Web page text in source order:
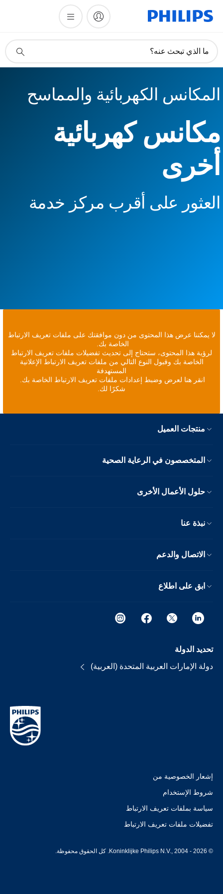
دعم
ما الذي تبحث عنه؟
المكانس الكهربائية والمماسح
مكانس كهربائية
أخرى
العثور على أقرب مركز خدمة
لا يمكننا عرض هذا المحتوى من دون موافقتك على ملفات تعريف الارتباط
الخاصة بك.
لرؤية هذا المحتوى، ستحتاج إلى تحديث تفضيلات ملفات تعريف الارتباط
الخاصة بك وقبول النوع التالي من ملفات تعريف الارتباط الإعلانية
المستهدفة
انقر هنا لعرض وضبط إعدادات ملفات تعريف الارتباط الخاصة بك.
شكرًا لك.
منتجات العميل
المتخصصون في الرعاية الصحية
حلول الأعمال الأخرى
نبذة عنا
الاتصال والدعم
ابق على اطلاع
تحديد الدولة
دولة الإمارات العربية المتحدة (العربية)
إشعار الخصوصية من
شروط الإستخدام
سياسة بملفات تعريف الارتباط
تفضيلات ملفات تعريف الارتباط
© Koninklijke Philips N.V., 2004 - 2026. كل الحقوق محفوظة.